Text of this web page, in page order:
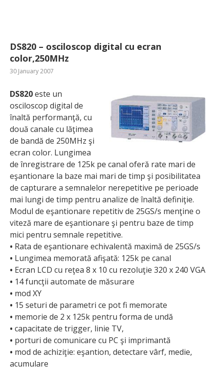
DS820 – osciloscop digital cu ecran
color,250MHz
30 January 2007
DS820este un
osciloscop digital de
înaltă performanţă, cu
două canale cu lăţimea
de bandă de 250MHz şi
ecran color. Lungimea
de înregistrare de 125k pe canal oferă rate mari de
eşantionare la baze mai mari de timp şi posibilitatea
de capturare a semnalelor nerepetitive pe perioade
mai lungi de timp pentru analize de înaltă definiţie.
Modul de eşantionare repetitiv de 25GS/s menţine o
viteză mare de eşantionare şi pentru baze de timp
mici pentru semnale repetitive.
• Rata de eşantionare echivalentă maximă de 25GS/s
• Lungimea memorată afişată: 125k pe canal
• Ecran LCD cu reţea 8 x 10 cu rezoluţie 320 x 240 VGA
• 14 funcţii automate de măsurare
• mod XY
• 15 seturi de parametri ce pot fi memorate
• memorie de 2 x 125k pentru forma de undă
• capacitate de trigger, linie TV,
• porturi de comunicare cu PC şi imprimantă
• mod de achiziţie: eşantion, detectare vârf, medie,
acumulare